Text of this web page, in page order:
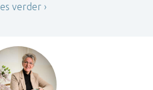
verder